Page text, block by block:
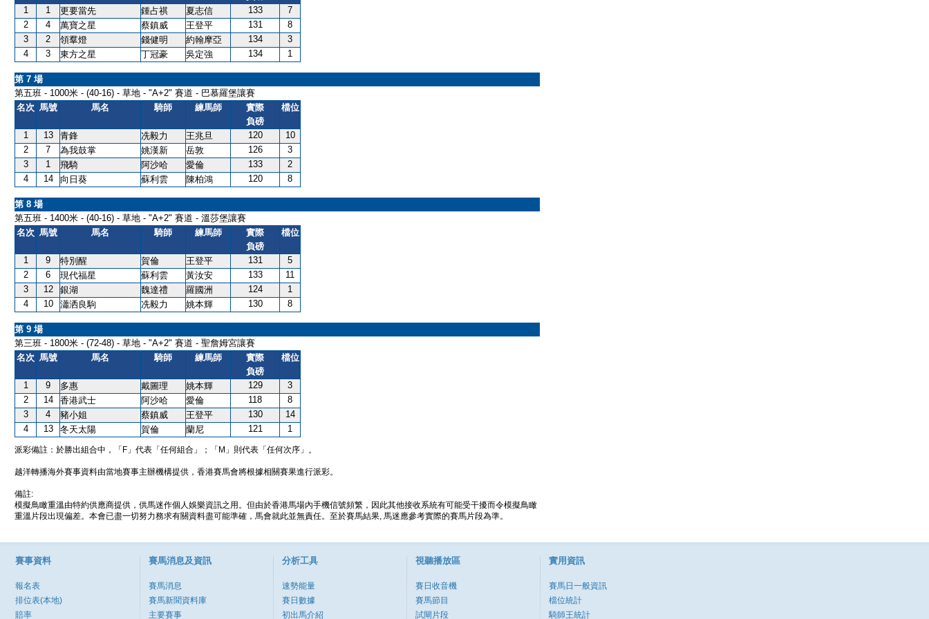
1 1 更要當先 鍾占祺 夏志信 133
7
2
4 萬寶之星 蔡鎮威 王登平 131
8
3
2 領羣燈 錢健明 約翰摩亞 134
3
4
3 東方之星 丁冠豪 吳定強 134 1
第 7 場
第五班 - 1000米 - (40-16) - 草地 - "A+2" 賽道 - 巴慕羅堡讓賽
名次 馬號 馬名 騎師 練馬師
實際
負磅
檔位
1 13 青鋒 冼毅力 王兆旦 120
10
2
7 為我鼓掌 姚漢新 岳敦 126
3
3
1 飛騎 阿沙哈 愛倫 133
2
4
14 向日葵 蘇利雲 陳柏鴻 120 8
第 8 場
第五班 - 1400米 - (40-16) - 草地 - "A+2" 賽道 - 溫莎堡讓賽
名次 馬號 馬名 騎師 練馬師
實際
負磅
檔位
1 9 特別醒 賀倫 王登平 131
5
2
6 現代福星 蘇利雲 黃汝安 133
11
3
12 銀湖 魏達禮 羅國洲 124
1
4
10 瀟洒良駒 冼毅力 姚本輝 130 8
第 9 場
第三班 - 1800米 - (72-48) - 草地 - "A+2" 賽道 - 聖詹姆宮讓賽
名次 馬號 馬名 騎師 練馬師
實際
負磅
檔位
1 9 多惠 戴圖理 姚本輝 129
3
2
14 香港武士 阿沙哈 愛倫 118
8
3
4 豬小姐 蔡鎮威 王登平 130
14
4
13 冬天太陽 賀倫 蘭尼 121 1
派彩備註：於勝出組合中，「F」代表「任何組合」；「M」則代表「任何次序」。
越洋轉播海外賽事資料由當地賽事主辦機構提供，香港賽馬會將根據相關賽果進行派彩。
備註:
模擬鳥瞰重溫由特約供應商提供，供馬迷作個人娛樂資訊之用。但由於香港馬場內手機信號頻繁，因此其他接收系統有可能受干擾而令模擬鳥瞰
重溫片段出現偏差。本會已盡一切努力務求有關資料盡可能準確，馬會就此並無責任。至於賽馬結果, 馬迷應參考實際的賽馬片段為準。
賽事資料
報名表
排位表(本地)
賠率
賽馬消息及資訊
賽馬消息
賽馬新聞資料庫
主要賽事
分析工具
速勢能量
賽日數據
初出馬介紹
視聽播放區
賽日收音機
賽馬節目
試閘片段
實用資訊
賽馬日一般資訊
檔位統計
騎師王統計